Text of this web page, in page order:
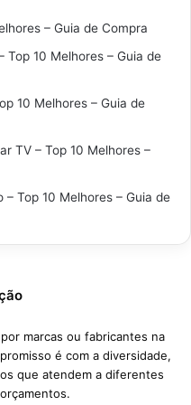
– Guia de Compra
Top 10 Melhores – Guia de
10 Melhores – Guia de
TV – Top 10 Melhores –
Top 10 Melhores – Guia de
marcas ou fabricantes na
é com a diversidade,
que atendem a diferentes